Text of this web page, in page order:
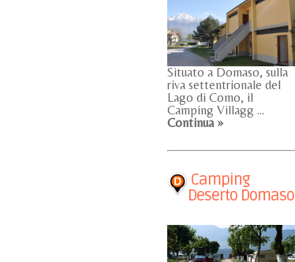
Situato a Domaso, sulla
riva settentrionale del
Lago di Como, il
Camping Villagg ...
Continua »
Camping
Deserto Domaso